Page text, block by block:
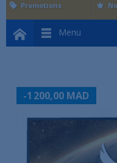
Menu
Promotions
-1 200,00 MAD